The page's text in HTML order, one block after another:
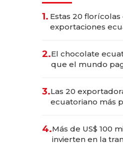
1. Estas 20
exportaciones
2.El chocolate
que el mundo
3.Las 20
ecuatoriano más
4.Más de US$ 100
invierten en la